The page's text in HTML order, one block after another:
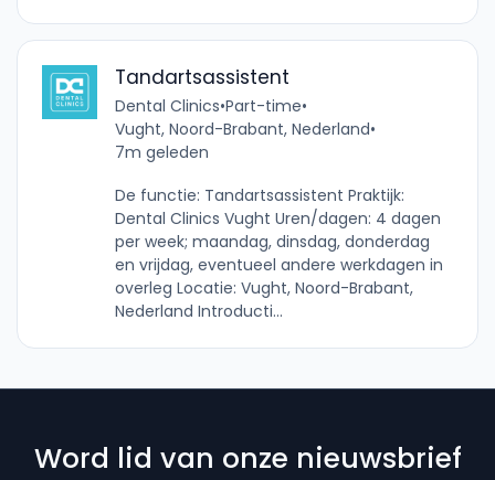
Tandartsassistent
Dental Clinics•Part-time•
Vught, Noord-Brabant, Nederland•
7m geleden
De functie: Tandartsassistent Praktijk:
Dental Clinics Vught Uren/dagen: 4 dagen
per week; maandag, dinsdag, donderdag
en vrijdag, eventueel andere werkdagen in
overleg Locatie: Vught, Noord-Brabant,
Nederland Introducti...
Word lid van onze nieuwsbrief